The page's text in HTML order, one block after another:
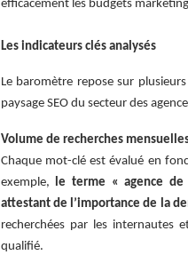
efficacement les budgets
Les indicateurs clés analysés
Le baromètre repose sur
paysage SEO du secteur des
Volume de recherches
Chaque mot-clé est évalué en
exemple,
le terme « agence de
attestant de l’importance de la
recherchées par les internautes
qualifié.